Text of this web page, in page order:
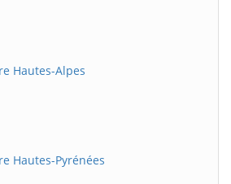
Hautes-Alpes
Hautes-Pyrénées